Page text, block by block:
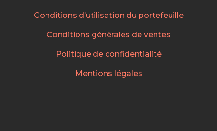
Conditions d’utilisation du portefeuille
Conditions générales de ventes
Politique de confidentialité
Mentions légales